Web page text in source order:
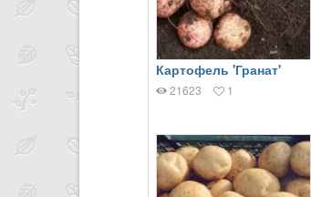
Картофель 'Гранат'
21623 1